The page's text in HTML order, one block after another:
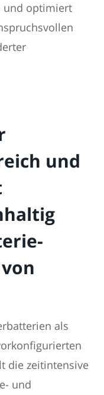
und optimiert
und
als
die zeitintensive
und